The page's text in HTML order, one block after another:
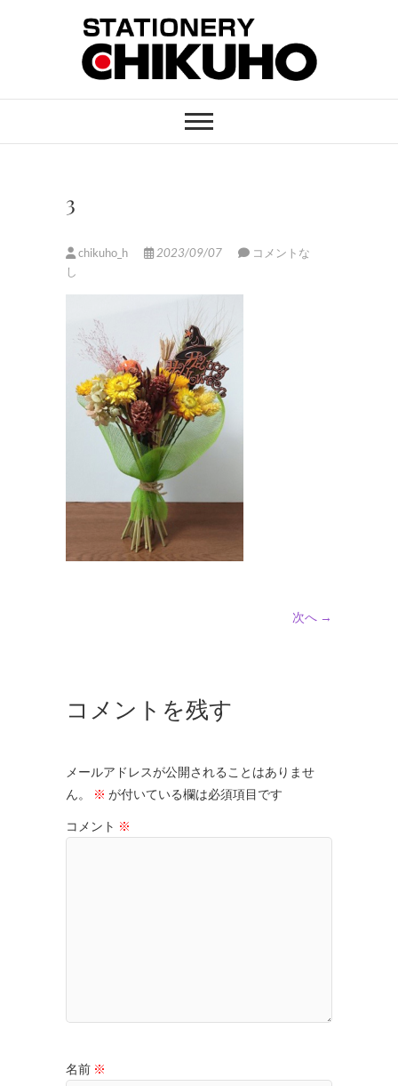
STATIONERY
CHIKUHO
3
chikuho_h 2023/09/07
コメントな
し
次へ →
コメントを残す
メールアドレスが公開されることはありませ
ん。
※ が付いている欄は必須項目です
コメント ※
名前 ※